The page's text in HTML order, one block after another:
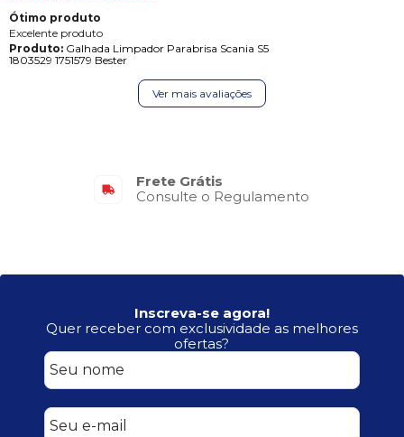
Ótimo produto
Excelente produto
Produto:Galhada Limpador Parabrisa Scania S5
1803529 1751579 Bester
Ver mais avaliações
Frete Grátis
Consulte o Regulamento
Inscreva-se agora!
Quer receber com exclusividade as melhores
ofertas?